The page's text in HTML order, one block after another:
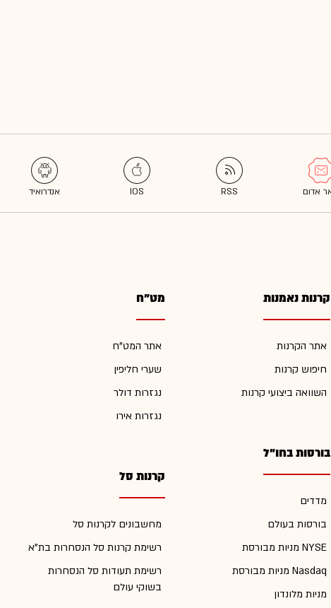
קרנות נאמנות
אתר הקרנות
חיפוש קרנות
השוואה ביצועי קרנות
בורסות בחו"ל
מדדים
בורסות בעולם
מניות מבורסת NYSE
מניות מבורסת Nasdaq
מניות מלונדון
מט"ח
אתר המט"ח
שערי חליפין
נגזרות דולר
נגזרות אירו
קרנות סל
מחשבונים לקרנות סל
רשימת קרנות סל הנסחרות בת"א
רשימת תעודות סל הנסחרות
בשוקי עולם